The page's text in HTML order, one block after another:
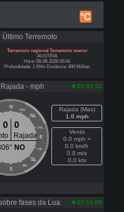
°C
Último Terremoto
Terremoto regional Terremoto menor
AUSTRIA
Hora: 08-08-2026 06:42
Profundidade: 1 KMs Distância: 460 Milhas
- mph 07:09:51
N NNL
NL
LNL
E
LSL
SL
SSL
S
0 0
Rajada
NO
Rajada (Max)
1.0 mph
Vento
0.0 mph =
0.0 km/h
0.0 m/s
0.0 kts
fases da Lua 07:15:09